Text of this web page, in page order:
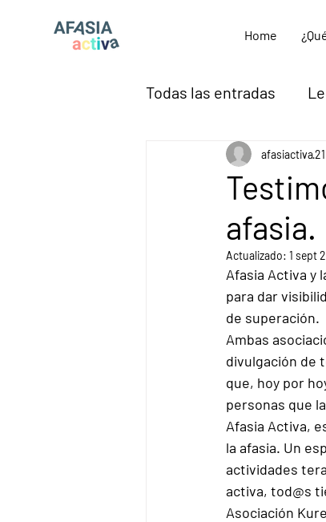
Home
Todas las entradas
Así es la Afasia
afasia.
afasiactiva
Actualizado: 1 sept
Afasia Activa y
para dar
de superación.
Ambas
divulgación de
que, hoy por
personas que
Afasia Activa,
la afasia. Un
actividades
activa, tod@s
Asociación